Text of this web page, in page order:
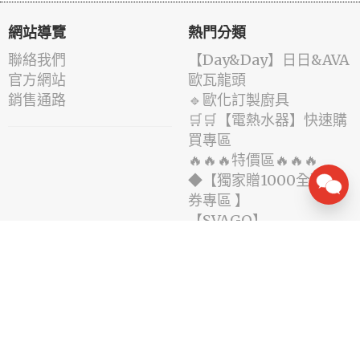
網站導覽
聯絡我們
官方網站
銷售通路
熱門分類
️【Day&Day】️日日&AVA
歐瓦龍頭
🔹歐化訂製廚具
🛒🛒【電熱水器】快速購
買專區
🔥🔥🔥特價區🔥🔥🔥
◆【獨家贈1000全聯禮
券專區 】
️【SVAGO】️